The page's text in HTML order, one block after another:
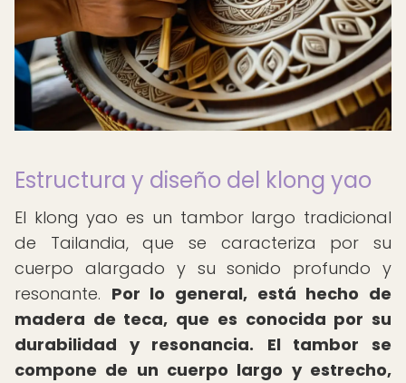
Estructura y diseño del klong yao
El klong yao es un tambor largo tradicional
de Tailandia, que se caracteriza por su
cuerpo alargado y su sonido profundo y
resonante. Por lo general, está hecho de
madera de teca, que es conocida por su
durabilidad y resonancia.
El tambor se
compone de un cuerpo largo y estrecho,